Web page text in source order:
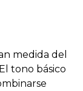
medida del
tono básico